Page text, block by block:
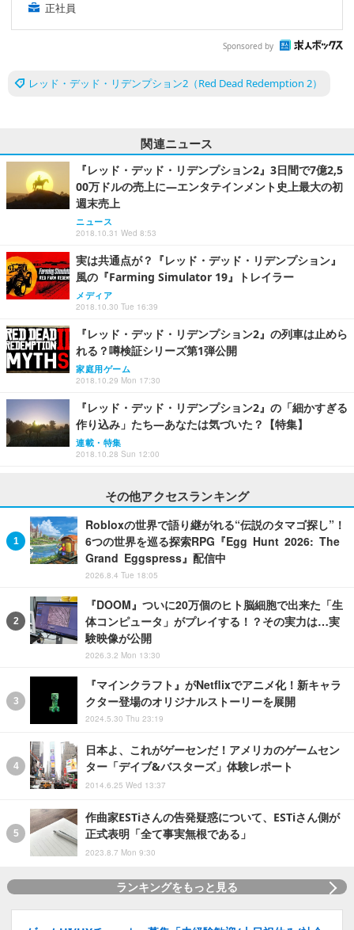
正社員
Sponsored by
レッド・デッド・リデンプション2（Red Dead Redemption 2）
関連ニュース
『レッド・デッド・リデンプション2』3日間で7億2,5
00万ドルの売上に―エンタテインメント史上最大の初
週末売上
ニュース
2018.10.31 Wed 8:53
実は共通点が？『レッド・デッド・リデンプション』
風の『Farming Simulator 19』トレイラー
メディア
2018.10.30 Tue 16:39
『レッド・デッド・リデンプション2』の列車は止めら
れる？噂検証シリーズ第1弾公開
家庭用ゲーム
2018.10.29 Mon 17:30
『レッド・デッド・リデンプション2』の「細かすぎる
作り込み」たち―あなたは気づいた？【特集】
連載・特集
2018.10.28 Sun 12:00
その他アクセスランキング
Robloxの世界で語り継がれる“伝説のタマゴ探し”！
6つの世界を巡る探索RPG『Egg Hunt 2026: The
Grand Eggspress』配信中
2026.8.4 Tue 18:05
『DOOM』ついに20万個のヒト脳細胞で出来た「生
体コンピュータ」がプレイする！？その実力は…実
験映像が公開
2026.3.2 Mon 13:30
『マインクラフト』がNetflixでアニメ化！新キャラ
クター登場のオリジナルストーリーを展開
2024.5.30 Thu 23:19
日本よ、これがゲーセンだ！アメリカのゲームセン
ター「デイブ&バスターズ」体験レポート
2014.6.25 Wed 13:37
作曲家ESTiさんの告発疑惑について、ESTiさん側が
正式表明「全て事実無根である」
2023.8.7 Mon 9:30
ランキングをもっと見る